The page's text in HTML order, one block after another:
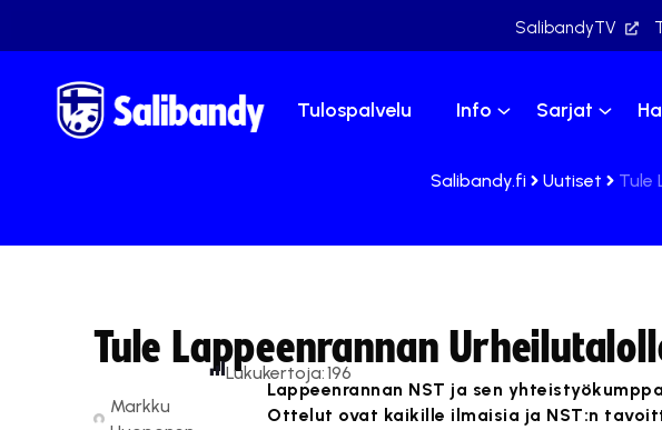
SalibandyTV
Tulospalvelu Info Sarjat
Salibandy.fi Uutiset Tule
Tule Lappeenrannan
Markku
Lukukertoja:196
Lappeenrannan NST ja sen
Ottelut ovat kaikille ilmaisia ja NST:n